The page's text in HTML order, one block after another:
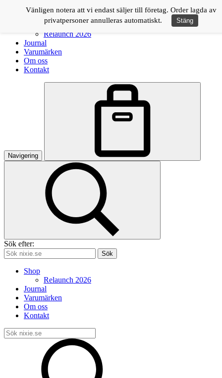
Logga in
Relaunch 2026
Journal
Varumärken
Om oss
Kontakt
Navigering
Sök efter:
Sök
Shop
Relaunch 2026
Journal
Varumärken
Om oss
Kontakt
Vänligen notera att vi endast säljer till företag. Order lagda av
privatpersoner annulleras automatiskt.
Stäng